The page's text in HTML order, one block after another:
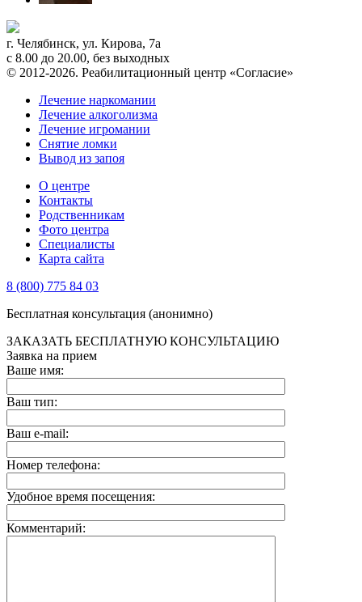
г. Челябинск, ул. Кирова, 7а
с 8.00 до 20.00, без выходных
© 2012-2026. Реабилитационный центр «Согласие»
Лечение наркомании
Лечение алкоголизма
Лечение игромании
Снятие ломки
Вывод из запоя
О центре
Контакты
Родственникам
Фото центра
Специалисты
Карта сайта
8 (800) 775 84 03
Бесплатная консультация (анонимно)
ЗАКАЗАТЬ БЕСПЛАТНУЮ КОНСУЛЬТАЦИЮ
Заявка на прием
Ваше имя:
Ваш тип:
Ваш e-mail:
Номер телефона:
Удобное время посещения:
Комментарий: